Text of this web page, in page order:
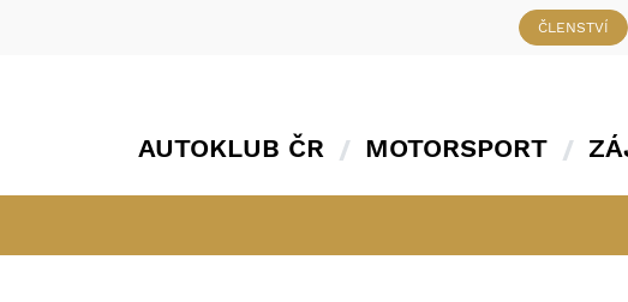
ČLENSTVÍ
AUTOKLUB ČR MOTORSPORT